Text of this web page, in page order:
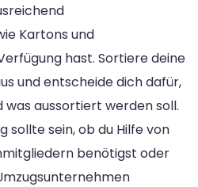
Kartons und
hast. Sortiere deine
und entscheide dich dafür,
aussortiert werden soll.
sollte sein, ob du Hilfe von
benötigst oder